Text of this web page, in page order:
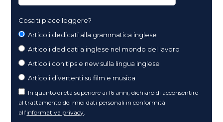
Cosa ti piace leggere?
Articoli dedicati alla grammatica inglese
Articoli dedicati a inglese nel mondo del lavoro
Articoli con tips e new sulla lingua inglese
Articoli divertenti su film e musica
In quanto di età superiore ai 16 anni, dichiaro di acconsentire
al trattamento dei miei dati personali in conformità
all’informativa privacy